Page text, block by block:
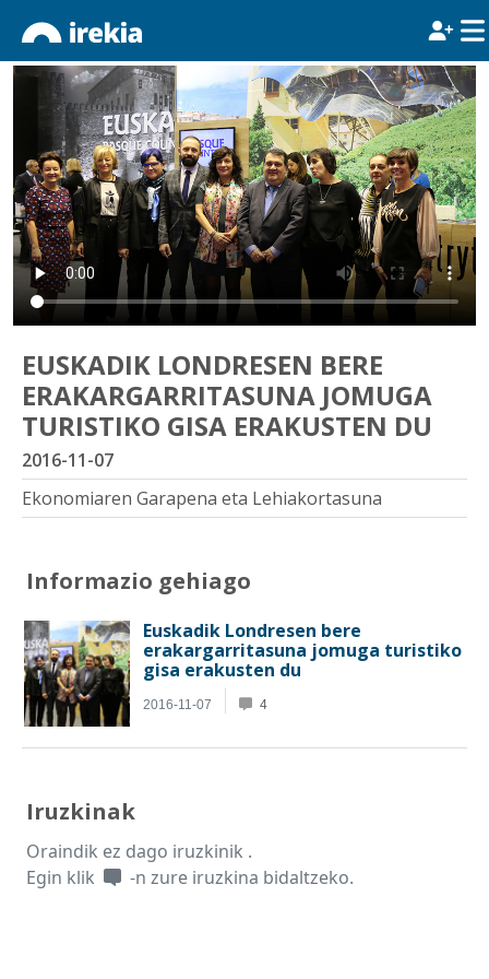
EUSKADIK LONDRESEN BERE
ERAKARGARRITASUNA JOMUGA
TURISTIKO GISA ERAKUSTEN DU
2016-11-07
Ekonomiaren Garapena eta Lehiakortasuna
Informazio gehiago
Iruzkinak
Oraindik ez dago iruzkinik .
Egin klik
-n zure iruzkina bidaltzeko.